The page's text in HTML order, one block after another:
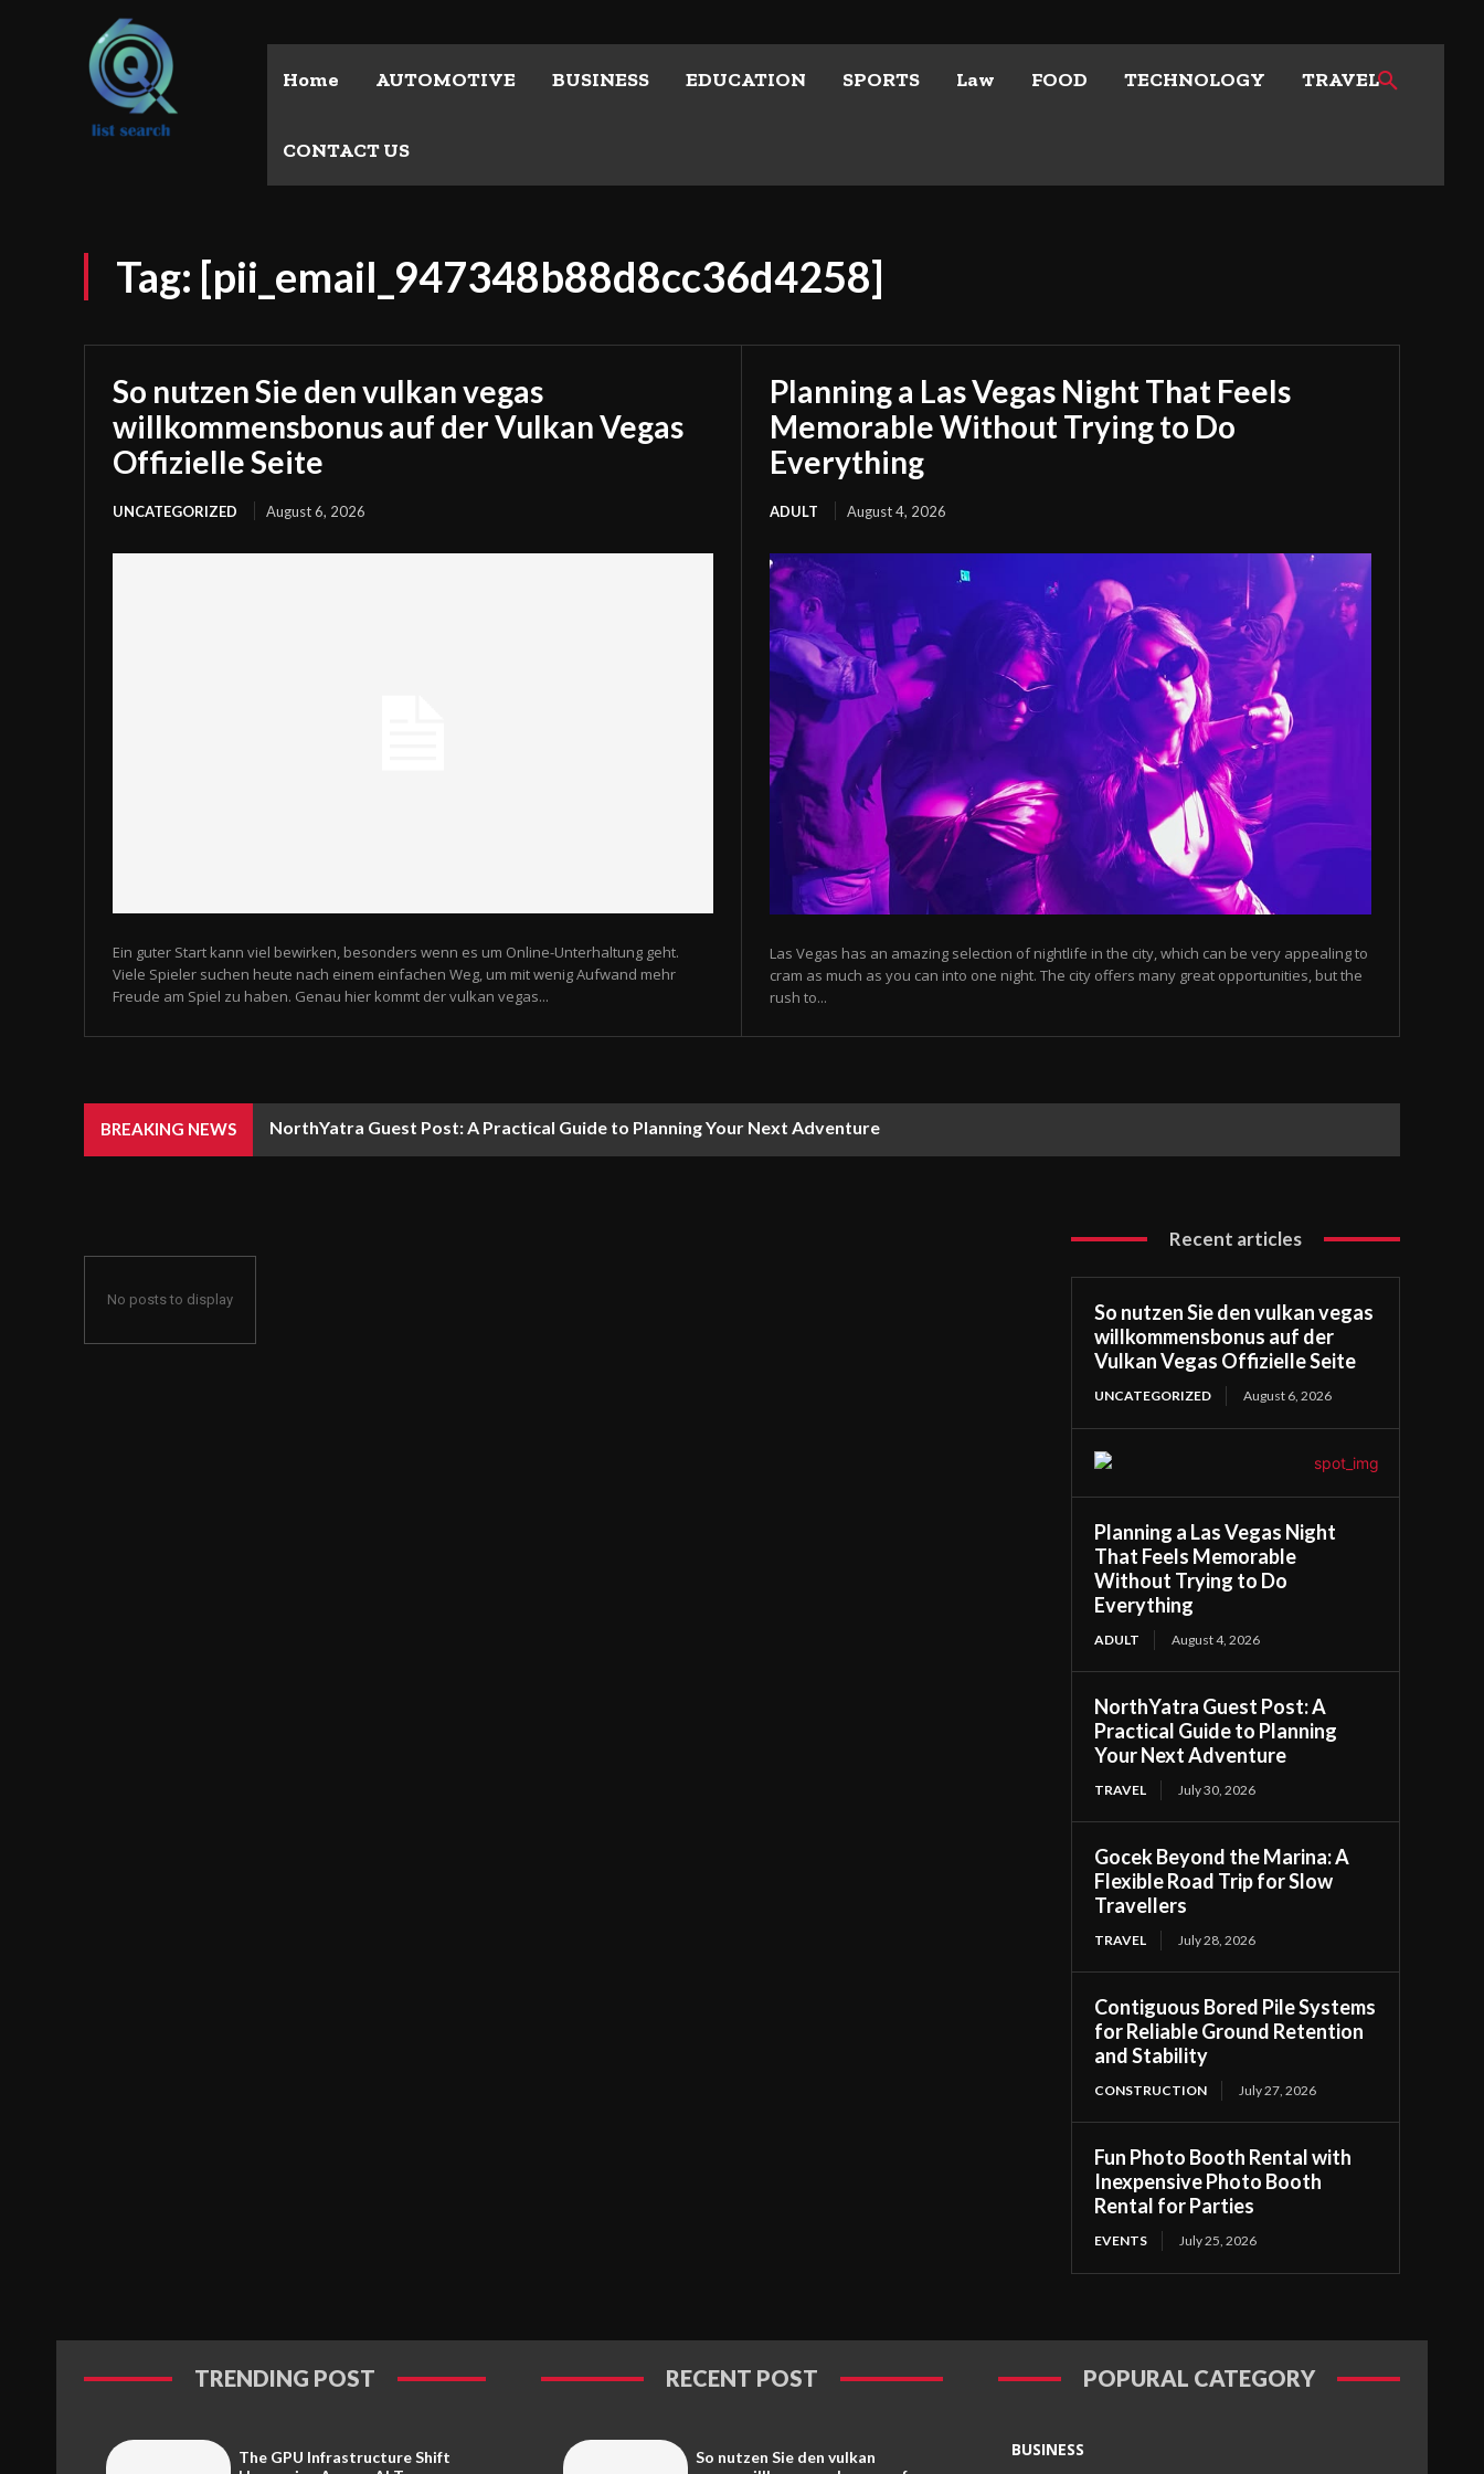
Home AUTOMOTIVE BUSINESS EDUCATION SPORTS Law FOOD TECHNOLOGY TRAVEL
CONTACT US
Tag: [pii_email_947348b88d8cc36d4258]
So nutzen Sie den vulkan vegas
willkommensbonus auf der Vulkan Vegas
Offizielle Seite
UNCATEGORIZED August 6, 2026
Ein guter Start kann viel bewirken, besonders wenn es um Online-Unterhaltung geht.
Viele Spieler suchen heute nach einem einfachen Weg, um mit wenig Aufwand mehr
Freude am Spiel zu haben. Genau hier kommt der vulkan vegas...
Planning a Las Vegas Night That Feels
Memorable Without Trying to Do
Everything
ADULT August 4, 2026
Las Vegas has an amazing selection of nightlife in the city, which can be very appealing to
cram as much as you can into one night. The city offers many great opportunities, but the
rush to...
BREAKING NEWS NorthYatra Guest Post: A Practical Guide to Planning Your Next Adventure
No posts to display
Recent articles
So nutzen Sie den vulkan vegas
willkommensbonus auf der
Vulkan Vegas Offizielle Seite
UNCATEGORIZED August 6, 2026
Planning a Las Vegas Night
That Feels Memorable
Without Trying to Do
Everything
ADULT August 4, 2026
NorthYatra Guest Post: A
Practical Guide to Planning
Your Next Adventure
TRAVEL July 30, 2026
Gocek Beyond the Marina: A
Flexible Road Trip for Slow
Travellers
TRAVEL July 28, 2026
Contiguous Bored Pile Systems
for Reliable Ground Retention
and Stability
CONSTRUCTION July 27, 2026
Fun Photo Booth Rental with
Inexpensive Photo Booth
Rental for Parties
EVENTS July 25, 2026
TRENDING POST
The GPU Infrastructure Shift
RECENT POST
So nutzen Sie den vulkan
POPURAL CATEGORY
BUSINESS